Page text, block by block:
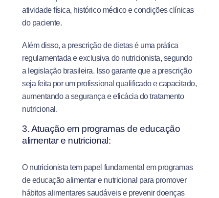
atividade física, histórico médico e condições clínicas
do paciente.
Além disso, a prescrição de dietas é uma prática
regulamentada e exclusiva do nutricionista, segundo
a legislação brasileira. Isso garante que a prescrição
seja feita por um profissional qualificado e capacitado,
aumentando a segurança e eficácia do tratamento
nutricional.
3. Atuação em programas de educação
alimentar e nutricional:
O nutricionista tem papel fundamental em programas
de educação alimentar e nutricional para promover
hábitos alimentares saudáveis e prevenir doenças